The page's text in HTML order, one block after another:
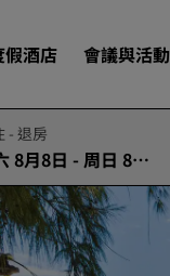
假酒店 會議與活動
- 退房
8月8日 - 周日 8月